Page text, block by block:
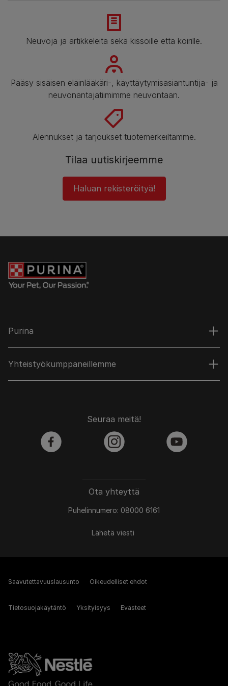
Neuvoja ja artikkeleita sekä kissoille että koirille.
Pääsy sisäisen eläinlääkäri-, käyttäytymisasiantuntija- ja
neuvonantajatiimimme neuvontaan.
Alennukset ja tarjoukset tuotemerkeiltämme.
Tilaa uutiskirjeemme
Haluan rekisteröityä!
Purina
Yhteistyökumppaneillemme
Ota yhteyttä
Puhelinnumero: 08000 6161
Lähetä viesti
Seuraa meitä!
facebook instagram youtube
Saavutettavuuslausunto Oikeudelliset ehdot
Tietosuojakäytäntö Yksityisyys Evästeet